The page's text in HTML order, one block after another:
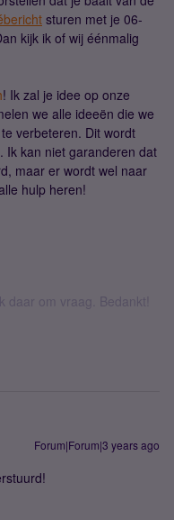
sturen met je 06-
kijk ik of wij éénmalig
! Ik zal je idee op onze
we alle ideeën die we
verbeteren. Dit wordt
Ik kan niet garanderen dat
maar er wordt wel naar
hulp heren!
daar om vraag. Bedankt!
Forum|Forum|3 years ago